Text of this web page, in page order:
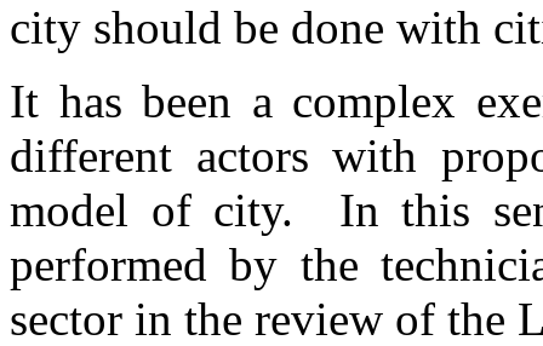
city should be done with
It has been a complex
different actors with
model of city. In this
performed by the
sector in the review of the